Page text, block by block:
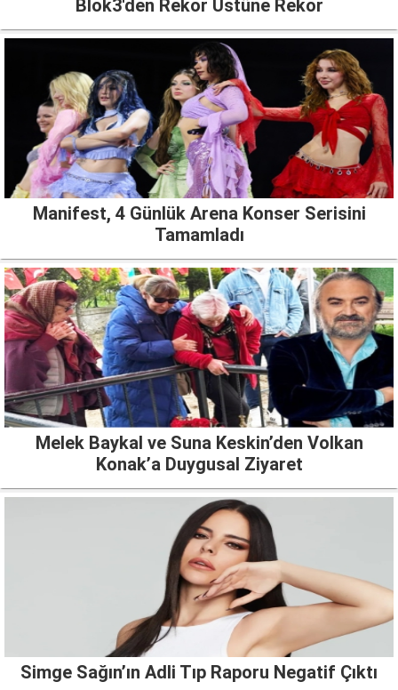
Blok3'den Rekor Üstüne Rekor
Manifest, 4 Günlük Arena Konser Serisini
Tamamladı
Melek Baykal ve Suna Keskin’den Volkan
Konak’a Duygusal Ziyaret
Simge Sağın’ın Adli Tıp Raporu Negatif Çıktı